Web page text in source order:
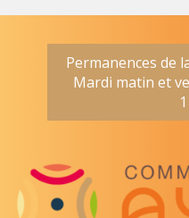
Permanences de
Mardi matin et